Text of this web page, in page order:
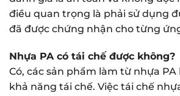
điều quan trọng là phải sử dụng
đã được chứng nhận cho từng
Nhựa PA có tái chế được không?
Có, các sản phẩm làm từ nhựa
khả năng tái chế. Việc tái chế